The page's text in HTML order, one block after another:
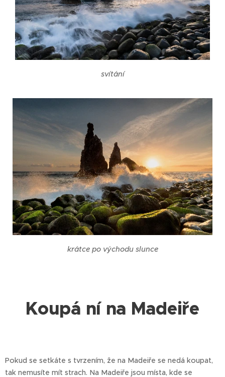
svítání
krátce po východu slunce
Koupá ní na Madeiře
Pokud se setkáte s tvrzením, že na Madeiře se nedá koupat,
tak nemusíte mít strach. Na Madeiře jsou místa, kde se